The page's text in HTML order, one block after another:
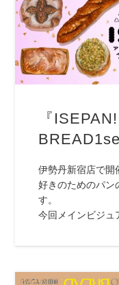
『
伊勢丹新宿店で開
好きのためのパン
す。
今回メインビジュ